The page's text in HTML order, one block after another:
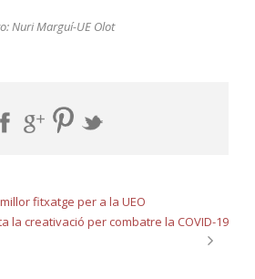
Nuri Marguí-UE Olot
fitxatge per a la UEO
la creativació per combatre la COVID-19